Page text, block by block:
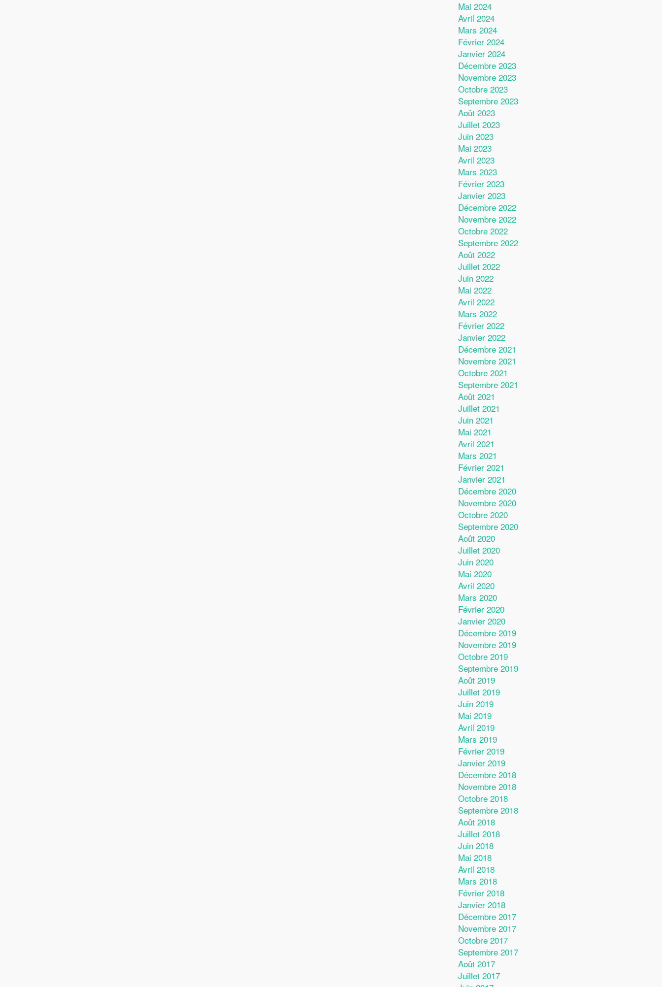
Mai 2024
Avril 2024
Mars 2024
Février 2024
Janvier 2024
Décembre 2023
Novembre 2023
Octobre 2023
Septembre 2023
Août 2023
Juillet 2023
Juin 2023
Mai 2023
Avril 2023
Mars 2023
Février 2023
Janvier 2023
Décembre 2022
Novembre 2022
Octobre 2022
Septembre 2022
Août 2022
Juillet 2022
Juin 2022
Mai 2022
Avril 2022
Mars 2022
Février 2022
Janvier 2022
Décembre 2021
Novembre 2021
Octobre 2021
Septembre 2021
Août 2021
Juillet 2021
Juin 2021
Mai 2021
Avril 2021
Mars 2021
Février 2021
Janvier 2021
Décembre 2020
Novembre 2020
Octobre 2020
Septembre 2020
Août 2020
Juillet 2020
Juin 2020
Mai 2020
Avril 2020
Mars 2020
Février 2020
Janvier 2020
Décembre 2019
Novembre 2019
Octobre 2019
Septembre 2019
Août 2019
Juillet 2019
Juin 2019
Mai 2019
Avril 2019
Mars 2019
Février 2019
Janvier 2019
Décembre 2018
Novembre 2018
Octobre 2018
Septembre 2018
Août 2018
Juillet 2018
Juin 2018
Mai 2018
Avril 2018
Mars 2018
Février 2018
Janvier 2018
Décembre 2017
Novembre 2017
Octobre 2017
Septembre 2017
Août 2017
Juillet 2017